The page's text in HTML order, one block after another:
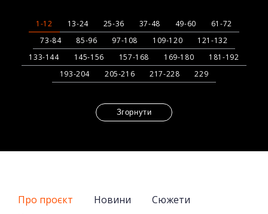
1-12 13-24 25-36 37-48 49-60
61-72
73-84
85-96 97-108 109-120
121-132
133-144
145-156 157-168 169-180
181-192
193-204
205-216 217-228 229
Згорнути
Про проєкт Новини
Сюжети